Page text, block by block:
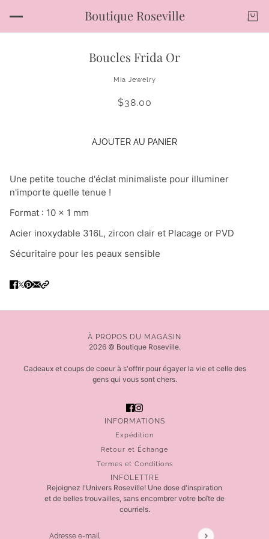
Boutique Roseville
Boucles Frida Or
Mia Jewelry
$38.00
AJOUTER AU PANIER
Une petite touche d'éclat minimaliste pour illuminer
n'importe quelle tenue !
Format : 10 x 1 mm
Acier inoxydable 316L, zircon clair et Placage or PVD
Sécuritaire pour les peaux sensible
À PROPOS DU MAGASIN
2026 © Boutique Roseville.
Cadeaux et coups de coeur à s'offrir pour égayer la vie et celle des
gens qui vous sont chers.
INFORMATIONS
Expédition
Retour et Échange
Termes et Conditions
INFOLETTRE
Rejoignez l'Univers Roseville! Une dose d'inspiration
et de belles trouvailles, sans encombrer votre boîte de
courriels.